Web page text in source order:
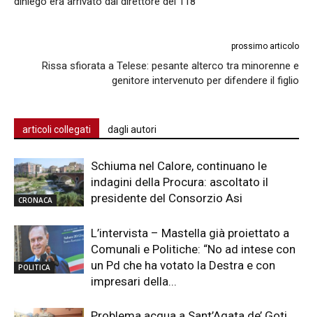
prossimo articolo
Rissa sfiorata a Telese: pesante alterco tra minorenne e
genitore intervenuto per difendere il figlio
articoli collegati dagli autori
CRONACA
Schiuma nel Calore, continuano le
indagini della Procura: ascoltato il
presidente del Consorzio Asi
POLITICA
L’intervista – Mastella già proiettato a
Comunali e Politiche: “No ad intese con
un Pd che ha votato la Destra e con
impresari della...